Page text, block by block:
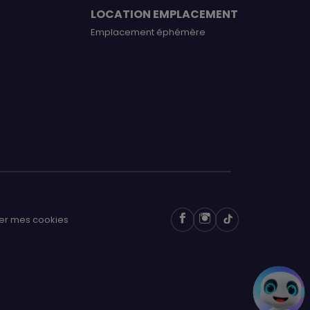
LOCATION EMPLACEMENT
Emplacement éphémère
mes cookies